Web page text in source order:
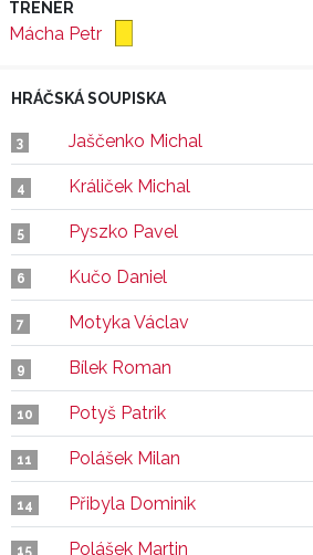
TRENÉR
Mácha Petr
HRÁČSKÁ SOUPISKA
3 Jaščenko Michal
4 Králiček Michal
5 Pyszko Pavel
6 Kučo Daniel
7 Motyka Václav
9 Bílek Roman
10 Potyš Patrik
11 Polášek Milan
14 Přibyla Dominik
15 Polášek Martin